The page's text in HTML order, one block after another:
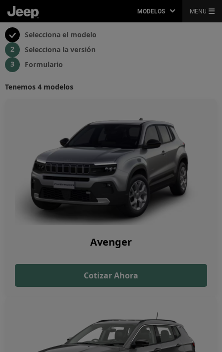
MODELOS MENU